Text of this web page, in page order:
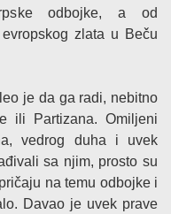
odbojke, a od
zlata u Beču
je da ga radi, nebitno
ili Partizana. Omiljeni
vedrog duha i uvek
sa njim, prosto su
na temu odbojke i
Davao je uvek prave